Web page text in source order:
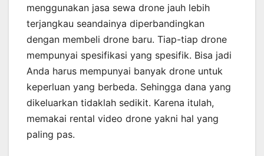
menggunakan jasa sewa drone jauh lebih
terjangkau seandainya diperbandingkan
dengan membeli drone baru. Tiap-tiap drone
mempunyai spesifikasi yang spesifik. Bisa jadi
Anda harus mempunyai banyak drone untuk
keperluan yang berbeda. Sehingga dana yang
dikeluarkan tidaklah sedikit. Karena itulah,
memakai rental video drone yakni hal yang
paling pas.